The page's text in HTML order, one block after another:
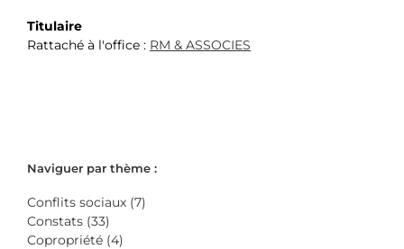
Titulaire
Rattaché à l'office : RM & ASSOCIES
Naviguer par thème :
Conflits sociaux (7)
Constats (33)
Copropriété (4)